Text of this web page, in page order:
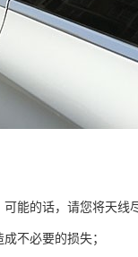
能的话，请您将天线
不必要的损失；